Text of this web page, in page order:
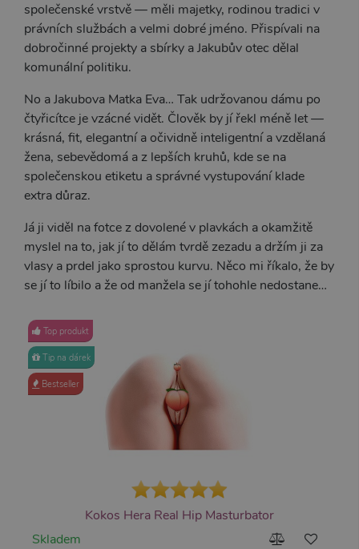
společenské vrstvě — měli majetky, rodinou tradici v
právních službách a velmi dobré jméno. Přispívali na
dobročinné projekty a sbírky a Jakubův otec dělal
komunální politiku.
No a Jakubova Matka Eva… Tak udržovanou dámu po
čtyřicítce je vzácné vidět. Člověk by jí řekl méně let —
krásná, fit, elegantní a očividně inteligentní a vzdělaná
žena, sebevědomá a z lepších kruhů, kde se na
společenskou etiketu a správné vystupování klade
extra důraz.
Já ji viděl na fotce z dovolené v plavkách a okamžitě
myslel na to, jak jí to dělám tvrdě zezadu a držím ji za
vlasy a prdel jako sprostou kurvu. Něco mi říkalo, že by
se jí to líbilo a že od manžela se jí tohohle nedostane…
Top produkt
Tip na dárek
Bestseller
Kokos Hera Real Hip Masturbator
Skladem